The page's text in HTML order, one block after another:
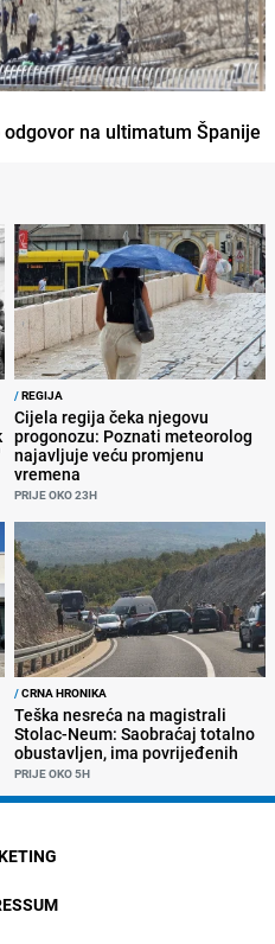
na ultimatum Španije
/REGIJA
Cijela regija čeka njegovu
progonozu: Poznati meteorolog
najavljuje veću promjenu
vremena
PRIJE OKO 23H
/CRNA HRONIKA
Teška nesreća na magistrali
Stolac-Neum: Saobraćaj totalno
obustavljen, ima povrijeđenih
PRIJE OKO 5H